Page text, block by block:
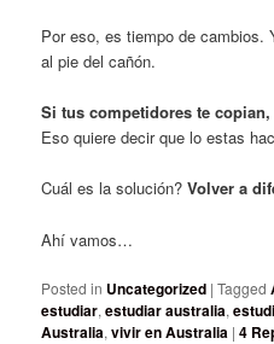
Por eso, es tiempo de
al pie del cañón.
Si tus competidores te
Eso quiere decir que lo estas
Cuál es la solución?Volver a
Ahí vamos…
Posted in Uncategorized |Tagged
estudiar,estudiar australia,
Australia,vivir en Australia |4